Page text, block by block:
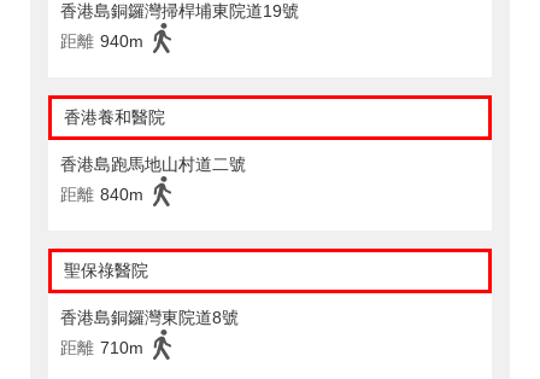
香港島銅鑼灣掃桿埔東院道19號
距離 940m
香港養和醫院
香港島跑馬地山村道二號
距離 840m
聖保祿醫院
香港島銅鑼灣東院道8號
距離 710m